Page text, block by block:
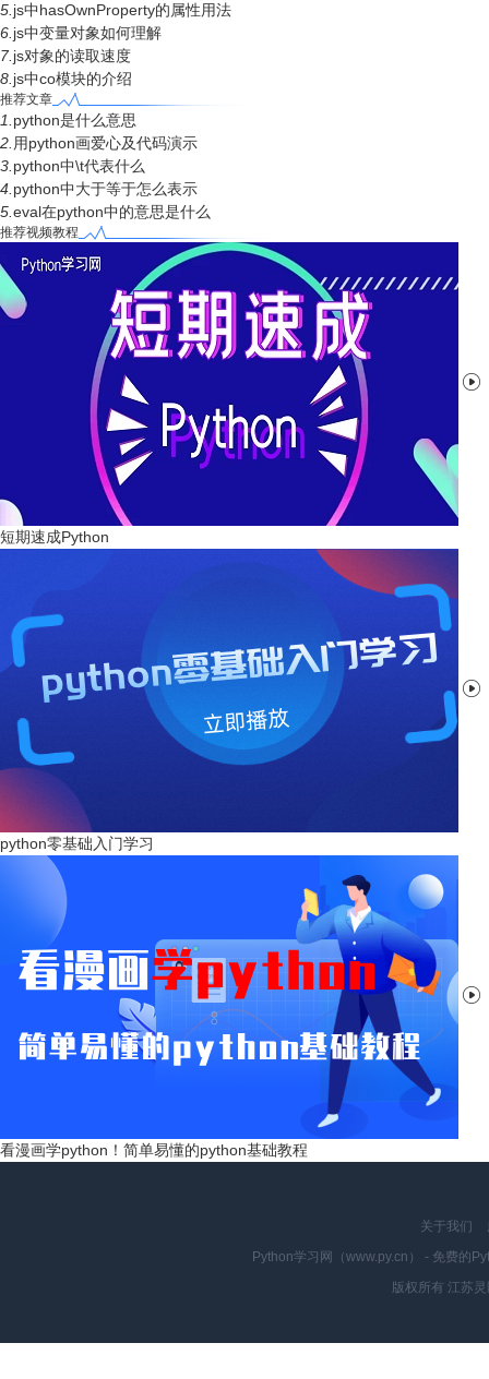
5. js中hasOwnProperty的属性用法
6. js中变量对象如何理解
7. js对象的读取速度
8. js中co模块的介绍
推荐文章
1. python是什么意思
2. 用python画爱心及代码演示
3. python中\t代表什么
4. python中大于等于怎么表示
5. eval在python中的意思是什么
推荐视频教程

短期速成Python

python零基础入门学习

看漫画学python！简单易懂的python基础教程
关于我们
Python学习网（www.py.cn） - 免费的
版权所有 江苏